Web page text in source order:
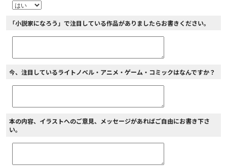
「小説家になろう」で注目している作品がありましたらお書きください。
今、注目しているライトノベル・アニメ・ゲーム・コミックはなんですか？
本の内容、イラストへのご意見、メッセージがあればご自由にお書き下さ
い。